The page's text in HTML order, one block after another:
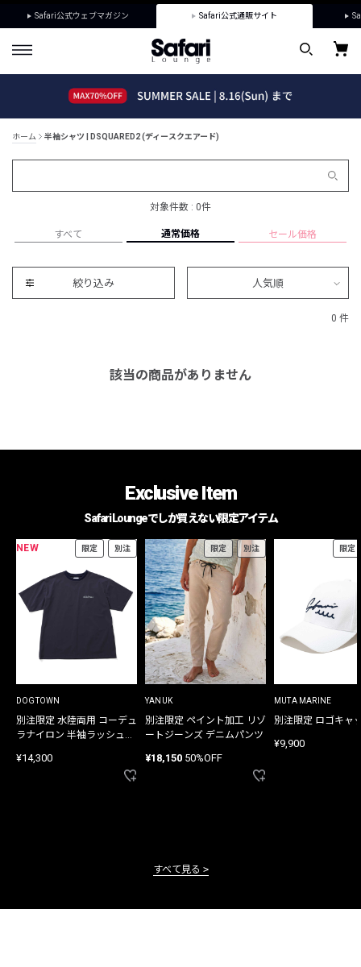
Safari公式ウェブマガジン Safari公式通販サイト
ホーム 半袖シャツ | DSQUARED2 (ディースクエアード)
対象件数 : 0件
すべて 通常価格 セール価格
絞り込み 人気順
0 件
該当の商品がありません
Exclusive Item
Safari Loungeでしか買えない限定アイテム
NEW 限定 別注
DOGTOWN
別注限定 水陸両用 コーデュ
ラナイロン 半袖ラッシュガ
¥14,300
限定 別注
YANUK
別注限定 ペイント加工 リゾ
ートジーンズ デニムパンツ
¥18,150 50%OFF
限定
MUTA MARINE
別注限定 ロゴキャ
¥9,900
すべて見る